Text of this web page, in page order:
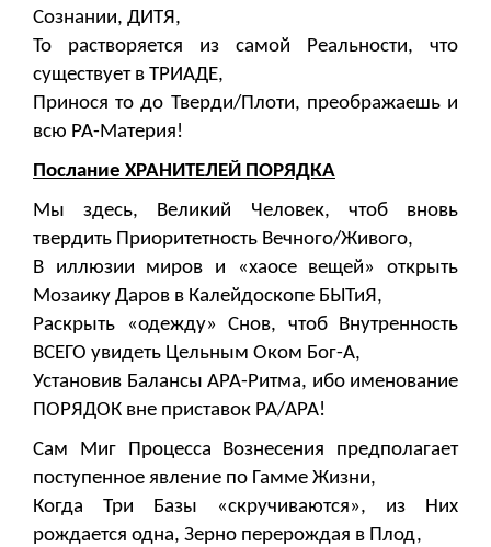
Сознании, ДИТЯ,
То растворяется из самой Реальности, что
существует в ТРИАДЕ,
Принося то до Тверди/Плоти, преображаешь и
всю РА-Материя!
Послание ХРАНИТЕЛЕЙ ПОРЯДКА
Мы здесь, Великий Человек, чтоб вновь
твердить Приоритетность Вечного/Живого,
В иллюзии миров и «хаосе вещей» открыть
Мозаику Даров в Калейдоскопе БЫТиЯ,
Раскрыть «одежду» Снов, чтоб Внутренность
ВСЕГО увидеть Цельным Оком Бог-А,
Установив Балансы АРА-Ритма, ибо именование
ПОРЯДОК вне приставок РА/АРА!
Сам Миг Процесса Вознесения предполагает
поступенное явление по Гамме Жизни,
Когда Три Базы «скручиваются», из Них
рождается одна, Зерно перерождая в Плод,